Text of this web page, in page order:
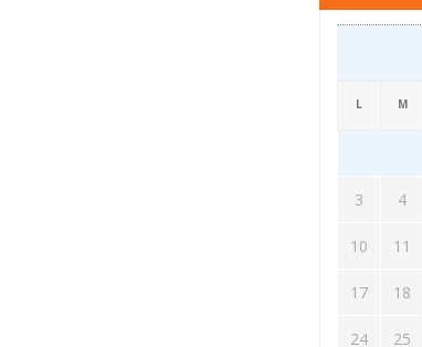
L M
3 4
10 11
17 18
24 25